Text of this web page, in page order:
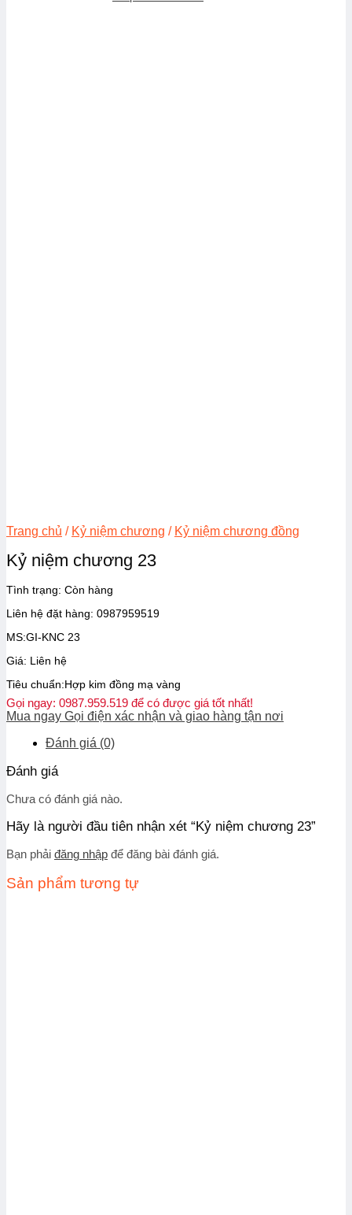
Trang chủ / Kỷ niệm chương / Kỷ niệm chương đồng
Kỷ niệm chương 23
Tình trạng: Còn hàng
Liên hệ đặt hàng: 0987959519
MS:GI-KNC 23
Giá: Liên hệ
Tiêu chuẩn:Hợp kim đồng mạ vàng
Gọi ngay: 0987.959.519 để có được giá tốt nhất!
Mua ngay Gọi điện xác nhận và giao hàng tận nơi
Đánh giá (0)
Đánh giá
Chưa có đánh giá nào.
Hãy là người đầu tiên nhận xét “Kỷ niệm chương 23”
Bạn phải đăng nhập để đăng bài đánh giá.
Sản phẩm tương tự